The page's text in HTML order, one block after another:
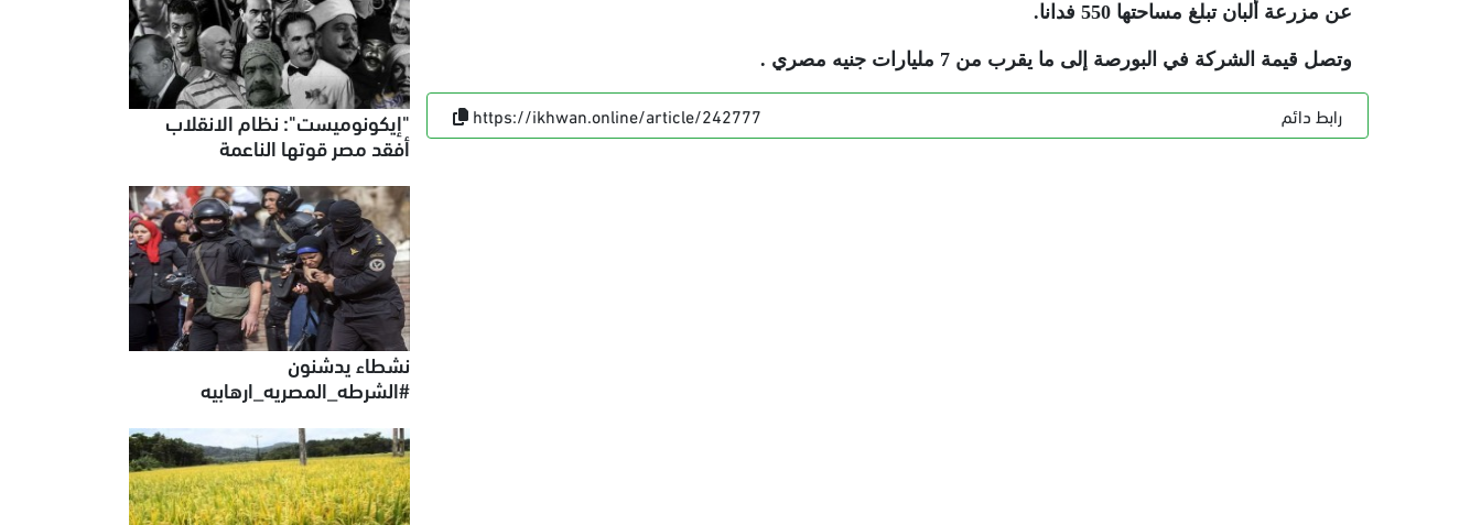
عن مزرعة ألبان تبلغ مساحتها 550 فدانا.
وتصل قيمة الشركة في البورصة إلى ما يقرب من 7 مليارات جنيه مصري .
رابط دائم https://ikhwan.online/article/242777
"إيكونوميست": نظام الانقلاب
أفقد مصر قوتها الناعمة
نشطاء يدشنون
#الشرطه_المصريه_ارهابيه